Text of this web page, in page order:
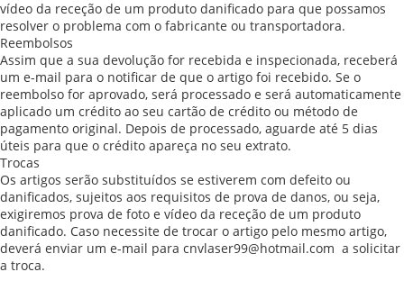
vídeo da receção de um produto danificado para que possamos
resolver o problema com o fabricante ou transportadora.
Reembolsos
Assim que a sua devolução for recebida e inspecionada, receberá
um e-mail para o notificar de que o artigo foi recebido. Se o
reembolso for aprovado, será processado e será automaticamente
aplicado um crédito ao seu cartão de crédito ou método de
pagamento original. Depois de processado, aguarde até 5 dias
úteis para que o crédito apareça no seu extrato.
Trocas
Os artigos serão substituídos se estiverem com defeito ou
danificados, sujeitos aos requisitos de prova de danos, ou seja,
exigiremos prova de foto e vídeo da receção de um produto
danificado. Caso necessite de trocar o artigo pelo mesmo artigo,
deverá enviar um e-mail para cnvlaser99@hotmail.com a solicitar
a troca.